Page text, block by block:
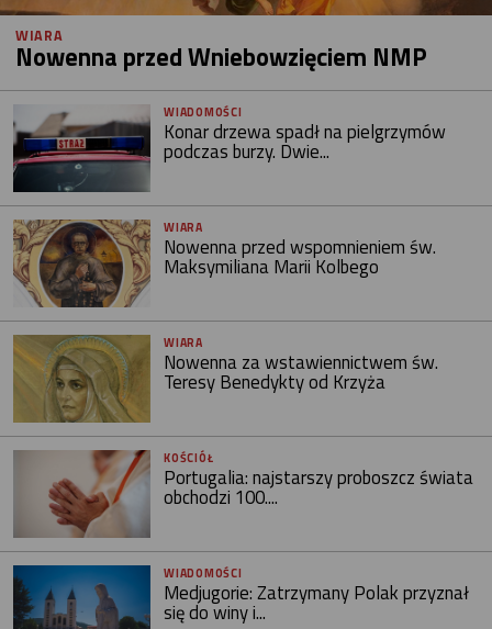
WIARA
Nowenna przed Wniebowzięciem NMP
WIADOMOŚCI
Konar drzewa spadł na pielgrzymów
podczas burzy. Dwie...
WIARA
Nowenna przed wspomnieniem św.
Maksymiliana Marii Kolbego
WIARA
Nowenna za wstawiennictwem św.
Teresy Benedykty od Krzyża
KOŚCIÓŁ
Portugalia: najstarszy proboszcz świata
obchodzi 100....
WIADOMOŚCI
Medjugorie: Zatrzymany Polak przyznał
się do winy i...